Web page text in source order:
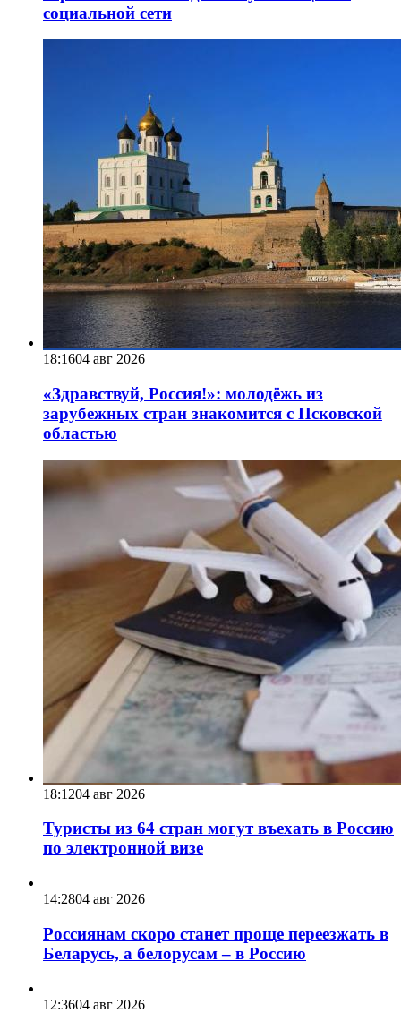
социальной сети
18:1604 авг 2026
«Здравствуй, Россия!»: молодёжь из
зарубежных стран знакомится с Псковской
областью
18:1204 авг 2026
Туристы из 64 стран могут въехать в Россию
по электронной визе
14:2804 авг 2026
Россиянам скоро станет проще переезжать в
Беларусь, а белорусам – в Россию
12:3604 авг 2026